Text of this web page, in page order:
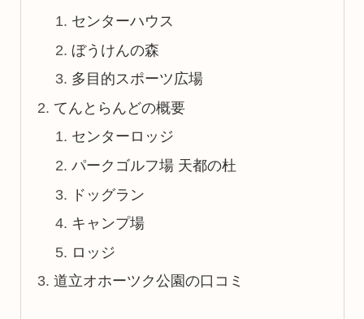
センターハウス
ぼうけんの森
多目的スポーツ広場
てんとらんどの概要
センターロッジ
パークゴルフ場 天都の杜
ドッグラン
キャンプ場
ロッジ
道立オホーツク公園の口コミ